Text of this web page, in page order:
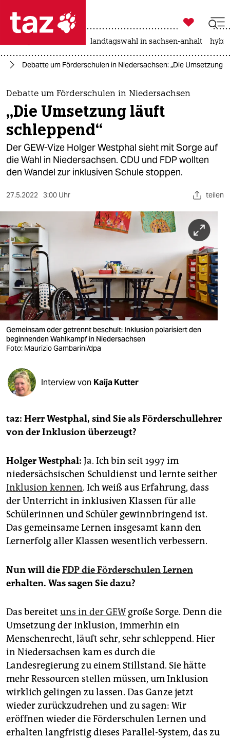
 taz zahl ich
taz zahl ich
themen
politik
öko
gesellschaft
sport
berlin
nord
wahrheit
verlag
verlag
veranstaltungen
fragen & hilfe
abo
epaper login

taz zahl ich
landtagswahl in sachsen-anhalt
Debatte um Förderschulen in Niedersachsen: „Die Umsetzung
Debatte um Förderschulen in Niedersachsen
„Die Umsetzung läuft
schleppend“
Der GEW-Vize Holger Westphal sieht mit Sorge auf
die Wahl in Niedersachsen. CDU und FDP wollten
den Wandel zur inklusiven Schule stoppen.
27.5.2022 3:00 Uhr teilen
Gemeinsam oder getrennt beschult: Inklusion polarisiert den
beginnenden Wahlkampf in Niedersachsen
Foto: Maurizio Gambarini/dpa
Interview von Kaija Kutter
taz: Herr Westphal, sind Sie als Förderschullehrer
von der Inklusion überzeugt?
Holger Westphal: Ja. Ich bin seit 1997 im
niedersächsischen Schuldienst und lernte seither
Inklusion kennen. Ich weiß aus Erfahrung, dass
der Unterricht in inklusiven Klassen für alle
Schülerinnen und Schüler gewinnbringend ist.
Das gemeinsame Lernen insgesamt kann den
Lernerfolg aller Klassen wesentlich verbessern.
Nun will dieFDP die Förderschulen Lernen
erhalten. Was sagen Sie dazu?
Das bereitet uns in der GEW große Sorge. Denn die
Umsetzung der Inklusion, immerhin ein
Menschenrecht, läuft sehr, sehr schleppend. Hier
in Niedersachsen kam es durch die
Landesregierung zu einem Stillstand. Sie hätte
mehr Ressourcen stellen müssen, um Inklusion
wirklich gelingen zu lassen. Das Ganze jetzt
wieder zurückzudrehen und zu sagen: Wir
eröffnen wieder die Förderschulen Lernen und
erhalten langfristig dieses Parallel-System, das zu